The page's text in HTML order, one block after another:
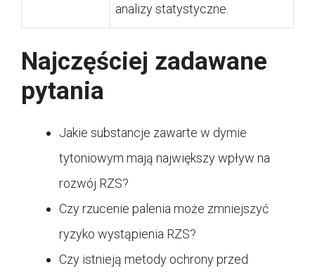
analizy statystyczne.
Najczęściej zadawane
pytania
Jakie substancje zawarte w dymie
tytoniowym mają największy wpływ na
rozwój RZS?
Czy rzucenie palenia może zmniejszyć
ryzyko wystąpienia RZS?
Czy istnieją metody ochrony przed